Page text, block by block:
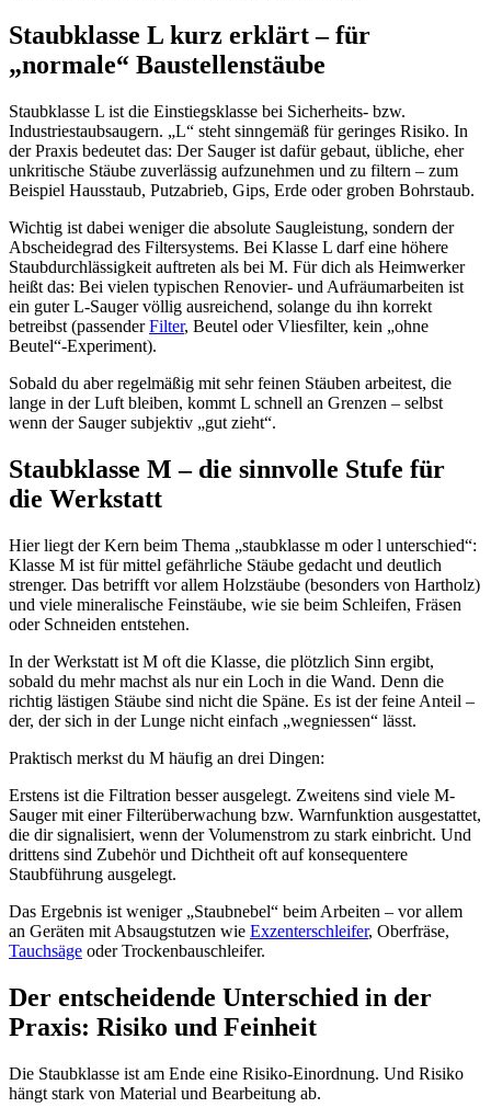
Staubklasse L kurz erklärt – für
„normale“ Baustellenstäube
Staubklasse L ist die Einstiegsklasse bei Sicherheits- bzw.
Industriestaubsaugern. „L“ steht sinngemäß für geringes Risiko. In
der Praxis bedeutet das: Der Sauger ist dafür gebaut, übliche, eher
unkritische Stäube zuverlässig aufzunehmen und zu filtern – zum
Beispiel Hausstaub, Putzabrieb, Gips, Erde oder groben Bohrstaub.
Wichtig ist dabei weniger die absolute Saugleistung, sondern der
Abscheidegrad des Filtersystems. Bei Klasse L darf eine höhere
Staubdurchlässigkeit auftreten als bei M. Für dich als Heimwerker
heißt das: Bei vielen typischen Renovier- und Aufräumarbeiten ist
ein guter L-Sauger völlig ausreichend, solange du ihn korrekt
betreibst (passenderFilter, Beutel oder Vliesfilter, kein „ohne
Beutel“-Experiment).
Sobald du aber regelmäßig mit sehr feinen Stäuben arbeitest, die
lange in der Luft bleiben, kommt L schnell an Grenzen – selbst
wenn der Sauger subjektiv „gut zieht“.
Staubklasse M – die sinnvolle Stufe für
die Werkstatt
Hier liegt der Kern beim Thema „staubklasse m oder l unterschied“:
Klasse M ist für mittel gefährliche Stäube gedacht und deutlich
strenger. Das betrifft vor allem Holzstäube (besonders von Hartholz)
und viele mineralische Feinstäube, wie sie beim Schleifen, Fräsen
oder Schneiden entstehen.
In der Werkstatt ist M oft die Klasse, die plötzlich Sinn ergibt,
sobald du mehr machst als nur ein Loch in die Wand. Denn die
richtig lästigen Stäube sind nicht die Späne. Es ist der feine Anteil –
der, der sich in der Lunge nicht einfach „wegniessen“ lässt.
Praktisch merkst du M häufig an drei Dingen:
Erstens ist die Filtration besser ausgelegt. Zweitens sind viele M-
Sauger mit einer Filterüberwachung bzw. Warnfunktion ausgestattet,
die dir signalisiert, wenn der Volumenstrom zu stark einbricht. Und
drittens sind Zubehör und Dichtheit oft auf konsequentere
Staubführung ausgelegt.
Das Ergebnis ist weniger „Staubnebel“ beim Arbeiten – vor allem
an Geräten mit Absaugstutzen wie Exzenterschleifer, Oberfräse,
Tauchsäge oder Trockenbauschleifer.
Der entscheidende Unterschied in der
Praxis: Risiko und Feinheit
Die Staubklasse ist am Ende eine Risiko-Einordnung. Und Risiko
hängt stark von Material und Bearbeitung ab.